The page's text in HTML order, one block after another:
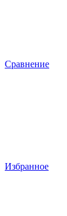
Сравнение
Избранное